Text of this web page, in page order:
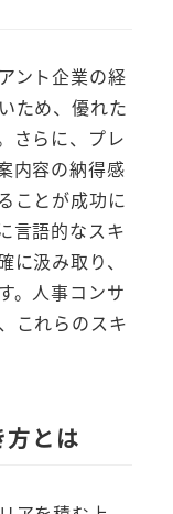
ント企業の経
ため、優れた
さらに、プレ
内容の納得感
ことが成功に
言語的なスキ
汲み取り、
。人事コンサ
これらのスキ
とは